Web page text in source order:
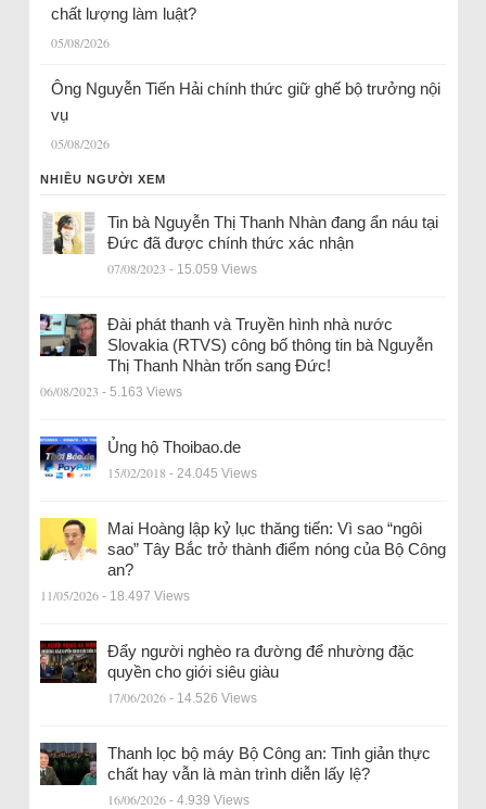
chất lượng làm luật?
05/08/2026
Ông Nguyễn Tiến Hải chính thức giữ ghế bộ trưởng nội
vụ
05/08/2026
NHIỀU NGƯỜI XEM
Tin bà Nguyễn Thị Thanh Nhàn đang ẩn náu tại
Đức đã được chính thức xác nhận
07/08/2023 - 15.059 Views
Đài phát thanh và Truyền hình nhà nước
Slovakia (RTVS) công bố thông tin bà Nguyễn
Thị Thanh Nhàn trốn sang Đức!
06/08/2023 - 5.163 Views
Ủng hộ Thoibao.de
15/02/2018 - 24.045 Views
Mai Hoàng lập kỷ lục thăng tiến: Vì sao “ngôi
sao” Tây Bắc trở thành điểm nóng của Bộ Công
an?
11/05/2026 - 18.497 Views
Đẩy người nghèo ra đường để nhường đặc
quyền cho giới siêu giàu
17/06/2026 - 14.526 Views
Thanh lọc bộ máy Bộ Công an: Tinh giản thực
chất hay vẫn là màn trình diễn lấy lệ?
16/06/2026 - 4.939 Views